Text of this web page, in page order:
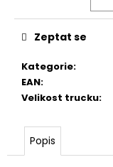
Kategorie:
EAN:
Velikost trucku:
Zeptat se
Popis